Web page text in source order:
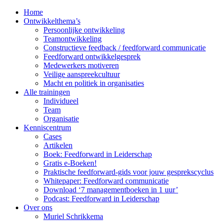
Home
Ontwikkelthema’s
Persoonlijke ontwikkeling
Teamontwikkeling
Constructieve feedback / feedforward communicatie
Feedforward ontwikkelgesprek
Medewerkers motiveren
Veilige aanspreekcultuur
Macht en politiek in organisaties
Alle trainingen
Individueel
Team
Organisatie
Kenniscentrum
Cases
Artikelen
Boek: Feedforward in Leiderschap
Gratis e-Boeken!
Praktische feedforward-gids voor jouw gesprekscyclus
Whitepaper: Feedforward communicatie
Download ‘7 managementboeken in 1 uur’
Podcast: Feedforward in Leiderschap
Over ons
Muriel Schrikkema